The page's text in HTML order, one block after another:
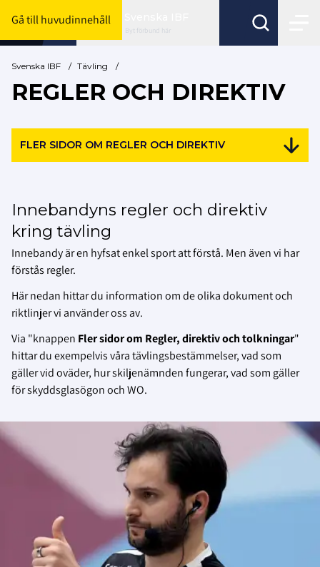
Gå till huvudinnehåll
Byt förbund här
Svenska IBF / Tävling /
REGLER OCH DIREKTIV
FLER SIDOR OM REGLER OCH DIREKTIV
Innebandyns regler och direktiv
kring tävling
Innebandy är en hyfsat enkel sport att förstå. Men även vi har
förstås regler.
Här nedan hittar du information om de olika dokument och
riktlinjer vi använder oss av.
Via "knappen Fler sidor om Regler, direktiv och tolkningar"
hittar duexempelvis våra tävlingsbestämmelser, vad som
gäller vid oväder, hur skiljenämnden fungerar, vad som gäller
för skyddsglasögon och WO.